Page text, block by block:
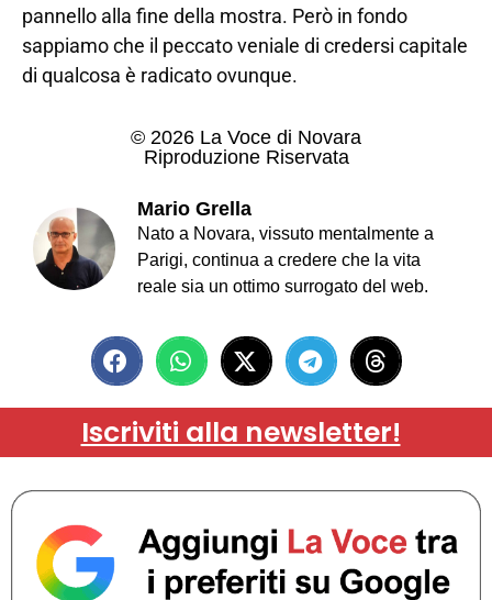
pannello alla fine della mostra. Però in fondo
sappiamo che il peccato veniale di credersi capitale
di qualcosa è radicato ovunque.
© 2026 La Voce di Novara
Riproduzione Riservata
Mario Grella
Nato a Novara, vissuto mentalmente a
Parigi, continua a credere che la vita
reale sia un ottimo surrogato del web.
Iscriviti alla newsletter!